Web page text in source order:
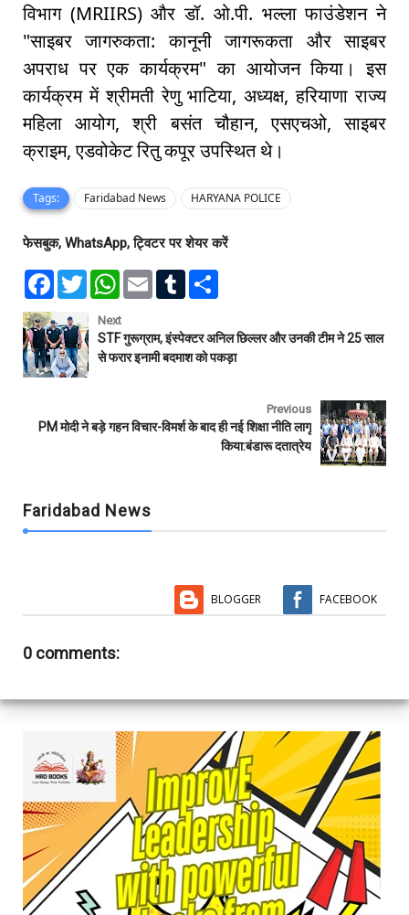
विभाग (MRIIRS) और डॉ. ओ.पी. भल्ला फाउंडेशन ने
"साइबर जागरुकता: कानूनी जागरूकता और साइबर
अपराध पर एक कार्यक्रम" का आयोजन किया। इस
कार्यक्रम में श्रीमती रेणु भाटिया, अध्यक्ष, हरियाणा राज्य
महिला आयोग, श्री बसंत चौहान, एसएचओ, साइबर
क्राइम, एडवोकेट रितु कपूर उपस्थित थे।
Tags: Faridabad News HARYANA POLICE
फेसबुक, WhatsApp, ट्विटर पर शेयर करें
F
e
b
o
o
k
T
w
t
t
e
r
W
t
s
A
p
E
l
T
l
r
e
Next
STF गुरूग्राम, इंस्पेक्टर अनिल छिल्लर और उनकी टीम ने 25 साल
से फरार इनामी बदमाश को पकड़ा
Previous
PM मोदी ने बड़े गहन विचार-विमर्श के बाद ही नई शिक्षा नीति लागू
किया:बंडारू दतात्रेय
Faridabad News
BLOGGER FACEBOOK
0 comments: